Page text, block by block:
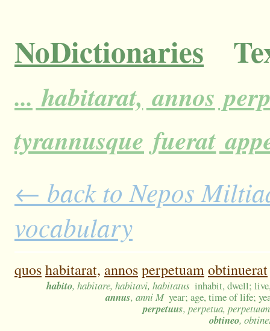
NoDictionaries
... habitarat, annos
tyrannusque fuerat
← back to Nepos
vocabulary
quoshabitarat, annosperpetuamobtinuerat
habito, habitare, habitavi, habitatus inhabit, dwell;
annus, anni M year; age, time of life;
perpetuus, perpetua, perpetuum
obtineo,